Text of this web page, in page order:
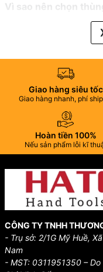
Vì sao nên chọn
:
dệt dày, khóa/bản lề
Sắp xếp khoa học
:
tháo lắp; phù hợp
Dễ di chuyển: Tay
gioăng
Đa dạng kích thước:
thùng cỡ lớncho bộ
Thương hiệu uy tín
:
Ring Star (Japan)…,
Cách chọn nhanh
Điện – điện tử, DIY
ngăn nhỏ, nhẹ.
Giao hàng siêu tốc
Giao hàng nhanh, phí
Hoàn tiền 100%
Nếu sản phẩm lỗi kĩ
CÔNG TY TNHH
- Trụ sở: 2/1G Mỹ Huề,
Nam
- MST: 0311951350 –